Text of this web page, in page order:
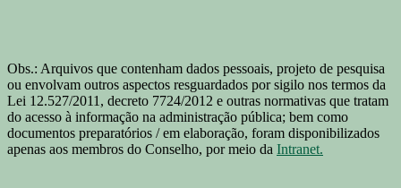
Obs.: Arquivos que contenham dados pessoais, projeto de pesquisa
ou envolvam outros aspectos resguardados por sigilo nos termos da
Lei 12.527/2011, decreto 7724/2012 e outras normativas que tratam
do acesso à informação na administração pública; bem como
documentos preparatórios / em elaboração, foram disponibilizados
apenas aos membros do Conselho, por meio da Intranet.